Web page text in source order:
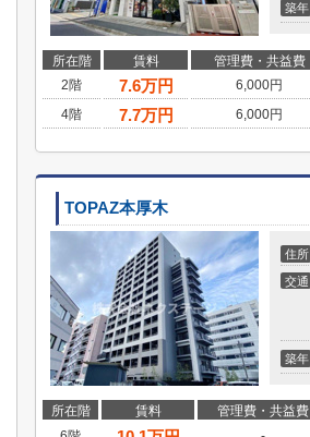
築年
所在階 賃料 管理費・共益費
2階
7.6万円 6,000円
4階
7.7万円 6,000円
TOPAZ本厚木
住所
交通
築年
所在階 賃料 管理費・共益費